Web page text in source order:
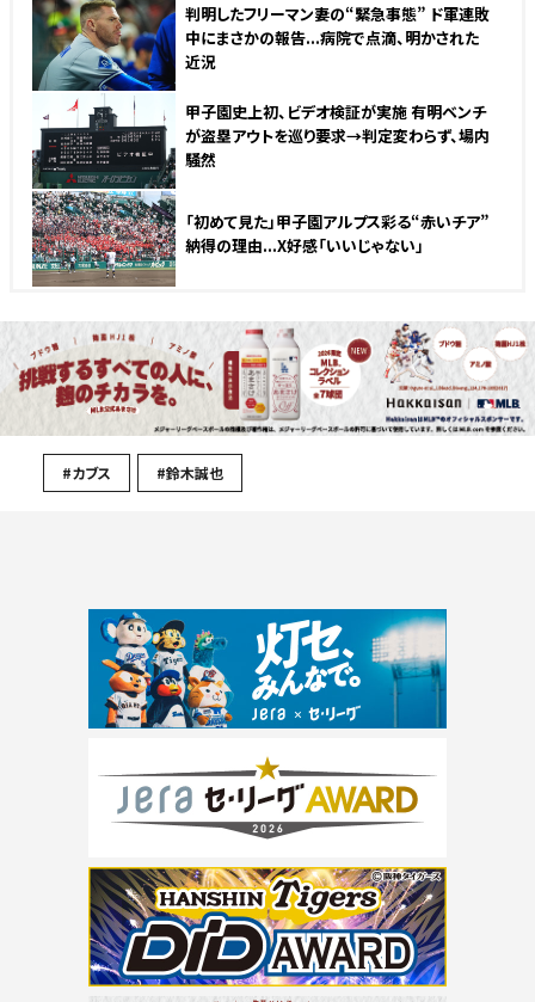
判明したフリーマン妻の“緊急事態” ド軍連敗
中にまさかの報告...病院で点滴、明かされた
近況
甲子園史上初、ビデオ検証が実施 有明ベンチ
が盗塁アウトを巡り要求→判定変わらず、場内
騒然
「初めて見た」甲子園アルプス彩る“赤いチア”
納得の理由...X好感「いいじゃない」
#カブス #鈴木誠也